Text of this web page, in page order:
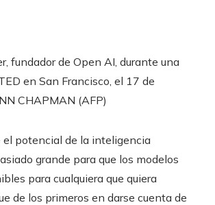
fundador de Open AI, durante una
en San Francisco, el 17 de
CHAPMAN (AFP)
el potencial de la inteligencia
grande para que los modelos
para cualquiera que quiera
de los primeros en darse cuenta de